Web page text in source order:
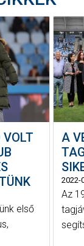
VOLT
első
A
2022-
Az